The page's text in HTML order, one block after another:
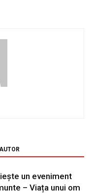
un eveniment
– Viața unui om